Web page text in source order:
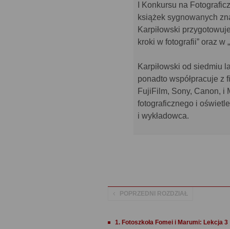
I Konkursu na
książek sygnowanych
Karpiłowski
kroki w fotografii” oraz w
Karpiłowski od siedmiu
ponadto współpracuje z
FujiFilm, Sony, Canon, i
fotograficznego i
i wykładowca.
POPRZEDNI ROZDZIAŁ
1. Fotoszkoła Fomei i Marumi: Lekcja 3